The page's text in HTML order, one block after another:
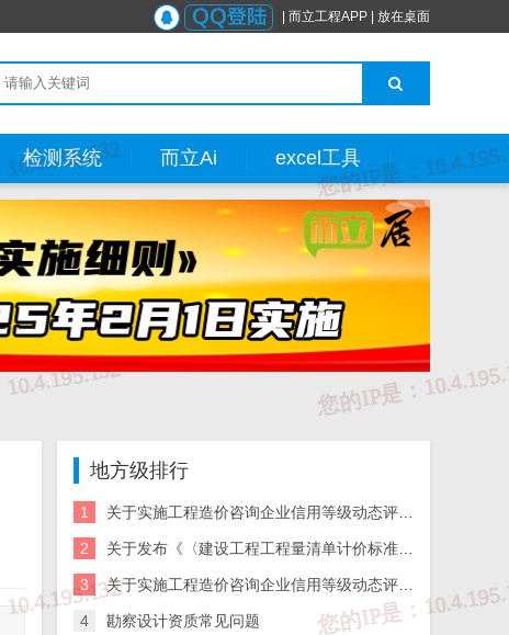
而立工程APP 放在桌面
检测系统 而立Ai excel工具
地方级排行
1 关于实施工程造价咨询企业信用等级动态评价的通知
2 关于发布《〈建设工程工程量清单计价标准〉实施指引》的通知
3 关于实施工程造价咨询企业信用等级动态评价的通知
4 勘察设计资质常见问题